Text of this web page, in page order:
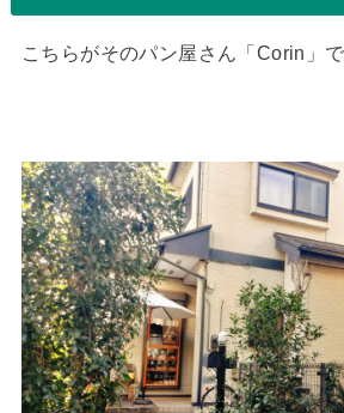
こちらがそのパン屋さん「Corin」で